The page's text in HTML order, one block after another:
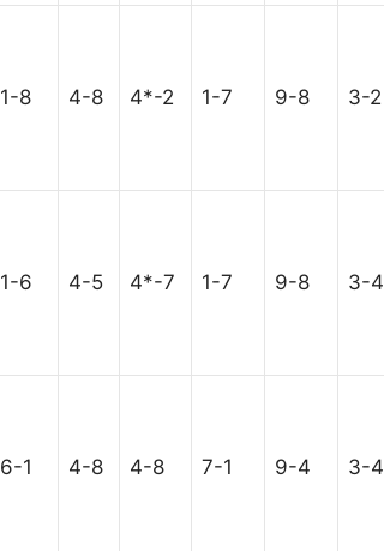
1-8 4-8 4*-2 1-7 9-8 3-2
1-6 4-5 4*-7 1-7 9-8 3-4
6-1 4-8 4-8 7-1 9-4 3-4